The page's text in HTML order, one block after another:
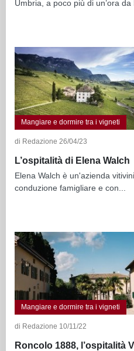
Umbria, a poco più di un’ora da
Mangiare e dormire tra i vigneti
di Redazione 26/04/23
L’ospitalità di Elena Walch
Elena Walch è un'azienda
conduzione famigliare e con...
Mangiare e dormire tra i vigneti
di Redazione 10/11/22
Roncolo 1888, l’ospitalità